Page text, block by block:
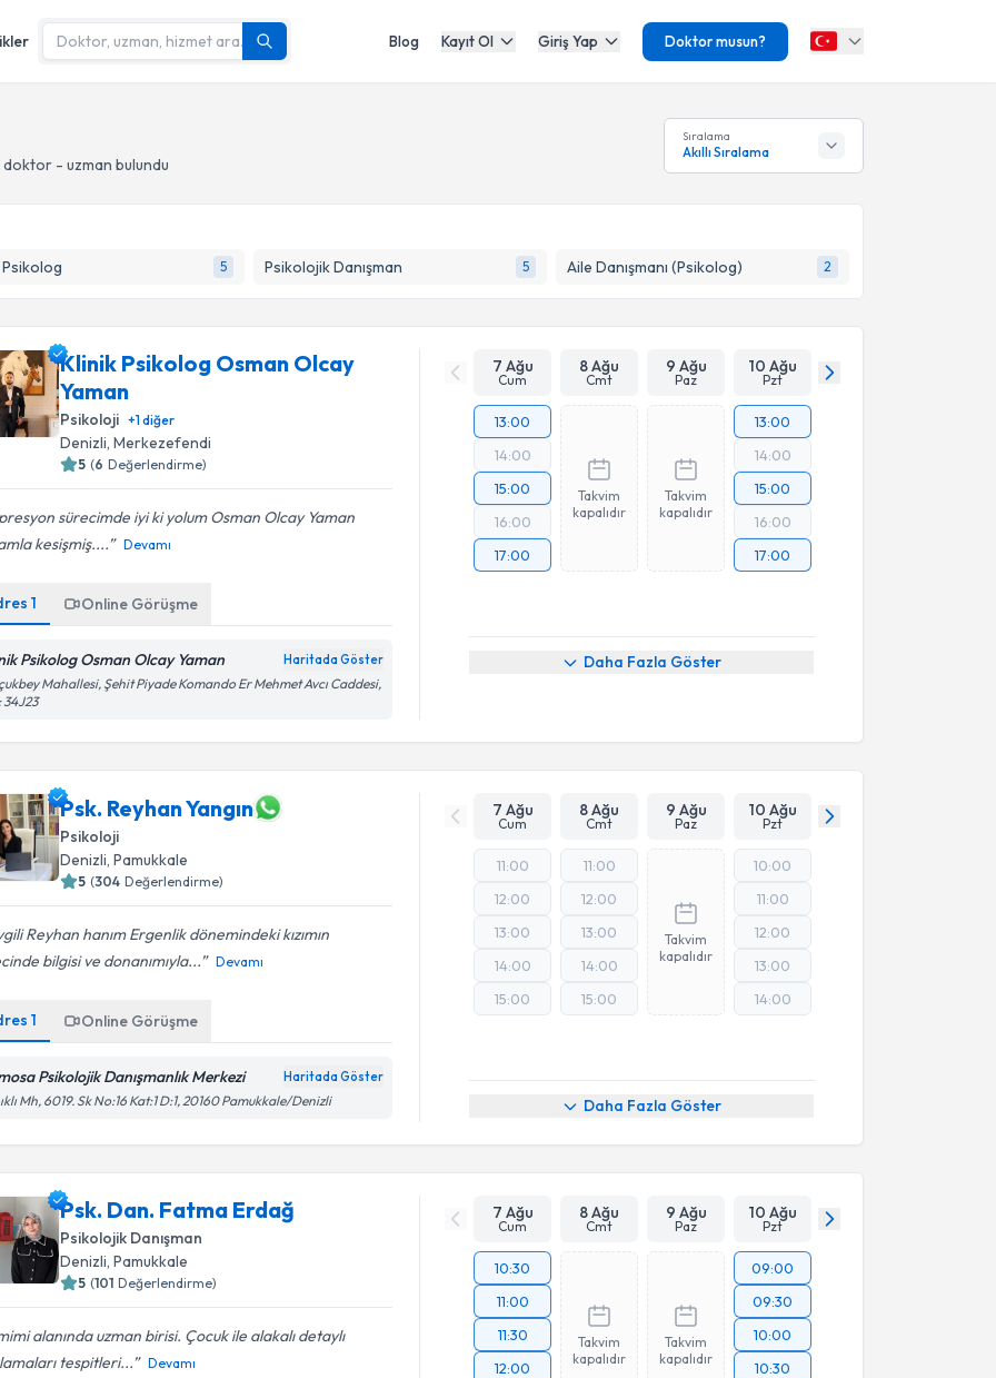
Blog Kayıt Ol Giriş Yap Doktor musun?
doktor - uzman bulundu
Sıralama
Akıllı Sıralama
5 Psikolojik Danışman 5 Aile Danışmanı (Psikolog) 2
Klinik Psikolog Osman Olcay
Yaman
Psikoloji +1diğer
Denizli, Merkezefendi
5 (6 Değerlendirme)
sürecimde iyi ki yolum Osman Olcay Yaman
kesişmiş....
Devamı
1 Online Görüşme
Psikolog Osman Olcay Yaman Haritada Göster
Mahallesi, Şehit Piyade Komando Er Mehmet Avcı Caddesi,
34J23
7 Ağu
Cum
8 Ağu
Cmt
9 Ağu
Paz
10 Ağu
Pzt
13:00
14:00
15:00
16:00
17:00
Takvim
kapalıdır
Takvim
kapalıdır
13:00
14:00
15:00
16:00
17:00
Daha Fazla Göster
Psk. Reyhan Yangın
Psikoloji
Denizli, Pamukkale
5 (304 Değerlendirme)
Reyhan hanım Ergenlik dönemindeki kızımın
bilgisi ve donanımıyla...
Devamı
1 Online Görüşme
Psikolojik Danışmanlık Merkezi Haritada Göster
Mh, 6019. Sk No:16 Kat:1 D:1, 20160 Pamukkale/Denizli
7 Ağu
Cum
8 Ağu
Cmt
9 Ağu
Paz
10 Ağu
Pzt
11:00
12:00
13:00
14:00
15:00
11:00
12:00
13:00
14:00
15:00
Takvim
kapalıdır
10:00
11:00
12:00
13:00
14:00
Daha Fazla Göster
Psk. Dan. Fatma Erdağ
Psikolojik Danışman
Denizli , Pamukkale
5 (101 Değerlendirme)
alanında uzman birisi. Çocuk ile alakalı detaylı
tespitleri...
Devamı
7 Ağu
Cum
8 Ağu
Cmt
9 Ağu
Paz
10 Ağu
Pzt
10:30
11:00
11:30
12:00
Takvim
kapalıdır
Takvim
kapalıdır
09:00
09:30
10:00
10:30